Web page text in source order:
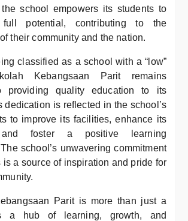
the school empowers its students to
potential, contributing to the
their community and the nation.
classified as a school with a “low”
Kebangsaan Parit remains
providing quality education to its
dedication is reflected in the school’s
to improve its facilities, enhance its
and foster a positive learning
school’s unwavering commitment
is a source of inspiration and pride for
Parit is more than just a
a hub of learning, growth, and